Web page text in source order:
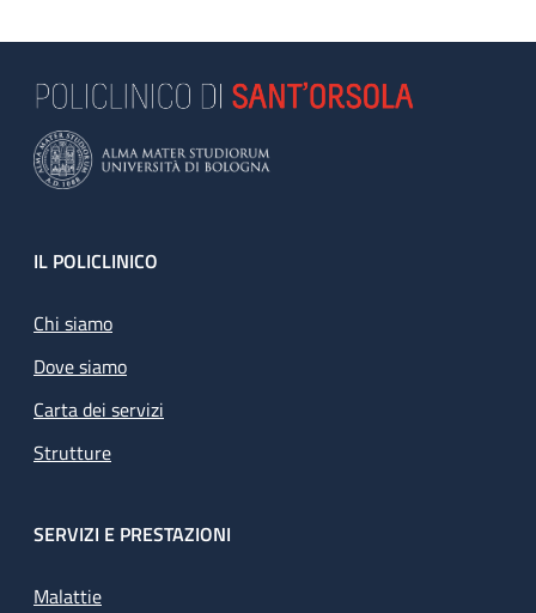
Footer
IL POLICLINICO
Chi siamo
Dove siamo
Carta dei servizi
Strutture
SERVIZI E PRESTAZIONI
Malattie